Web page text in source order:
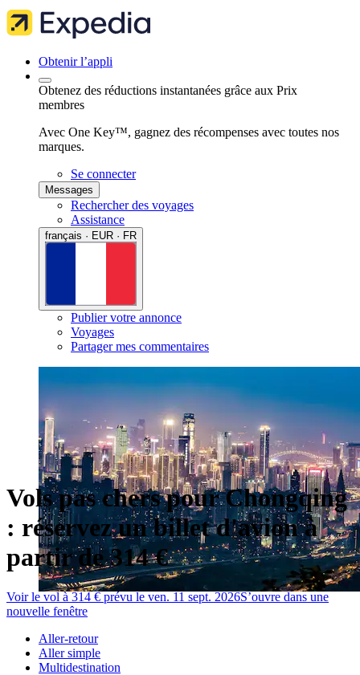
Obtenir l’appli
Obtenez des réductions instantanées grâce aux Prix
membres
Avec One Key™, gagnez des récompenses avec toutes nos
marques.
Se connecter
Messages
Rechercher des voyages
Assistance
français · EUR · FR
Publier votre annonce
Voyages
Partager mes commentaires
Vols pas chers pour Chongqing
: réservez un billet d'avion à
partir de 314 €
Voir le vol à 314 € prévu le ven. 11 sept. 2026S’ouvre dans une
nouvelle fenêtre
Aller-retour
Aller simple
Multidestination